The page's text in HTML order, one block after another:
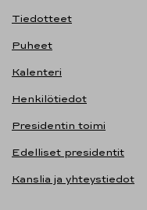
Tiedotteet
Puheet
Kalenteri
Henkilötiedot
Presidentin toimi
Edelliset presidentit
Kanslia ja yhteystiedot